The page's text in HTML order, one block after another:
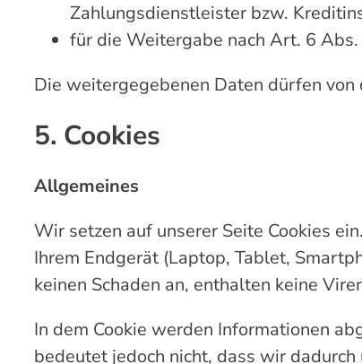
Zahlungsdienstleister bzw.
für die Weitergabe nach Art. 6
Die weitergegebenen Daten dürfen
5. Cookies
Allgemeines
Wir setzen auf unserer Seite Cookies
Ihrem Endgerät (Laptop, Tablet,
keinen Schaden an, enthalten keine
In dem Cookie werden Informationen
bedeutet jedoch nicht, dass wir